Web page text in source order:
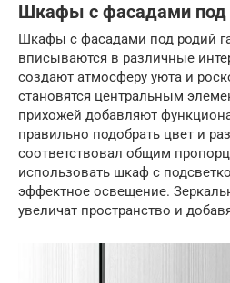
Шкафы с фасадами под
Шкафы с фасадами под родий
вписываются в различные
создают атмосферу уюта и
становятся центральным
прихожей добавляют
правильно подобрать цвет и
соответствовал общим
использовать шкаф с
эффектное освещение.
увеличат пространство и